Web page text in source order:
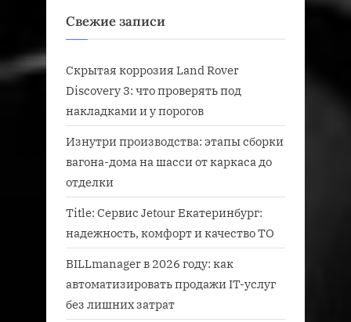
Свежие записи
Скрытая коррозия Land Rover
Discovery 3: что проверять под
накладками и у порогов
Изнутри производства: этапы сборки
вагона-дома на шасси от каркаса до
отделки
Title: Сервис Jetour Екатеринбург:
надежность, комфорт и качество ТО
BILLmanager в 2026 году: как
автоматизировать продажи IT-услуг
без лишних затрат